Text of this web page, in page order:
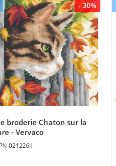
- 30%
broderie Chaton sur la
- Vervaco
PN-0212261